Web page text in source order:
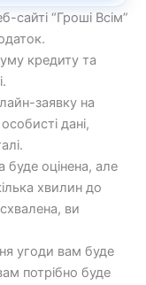
сайті “Гроші Всім”
кредиту та
заявку на
дані,
буде оцінена, але
хвилин до
ви
угоди вам буде
потрібно буде